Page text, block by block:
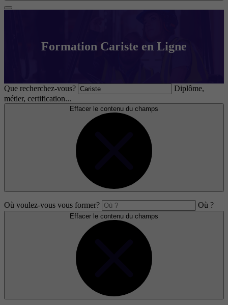
Formation Cariste en Ligne
Que recherchez-vous?
Diplôme,
métier, certification...
Effacer le contenu du champs
Où voulez-vous vous former? Où ?
Effacer le contenu du champs